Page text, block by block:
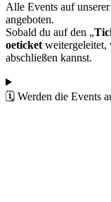
Alle Events auf
angeboten.
Sobald du auf den „
oeticketweitergeleitet,
abschließen kannst.
🗓️ Werden die Events